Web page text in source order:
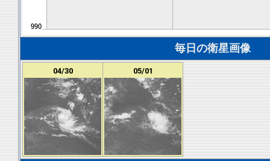
毎日の衛星画像
04/30 05/01